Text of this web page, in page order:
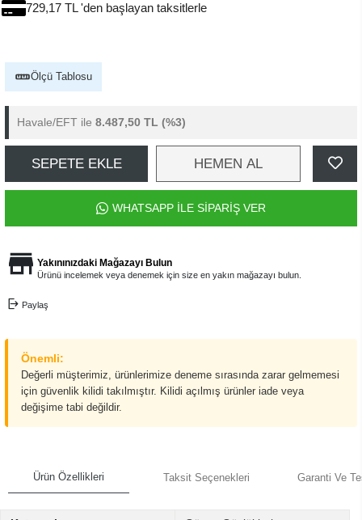
729,17 TL 'den başlayan taksitlerle
Ölçü Tablosu
Havale/EFT ile 8.487,50 TL (%3)
SEPETE EKLE HEMEN AL
WHATSAPP İLE SİPARİŞ VER
Yakınınızdaki Mağazayı Bulun
Ürünü incelemek veya denemek için size en yakın mağazayı bulun.
Paylaş
Önemli:
Değerli müşterimiz, ürünlerimize deneme sırasında zarar gelmemesi
için güvenlik kilidi takılmıştır. Kilidi açılmış ürünler iade veya
değişime tabi değildir.
Ürün Özellikleri Taksit Seçenekleri Garanti Ve